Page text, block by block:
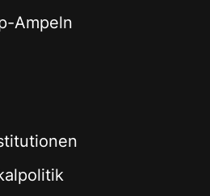
Ampeln